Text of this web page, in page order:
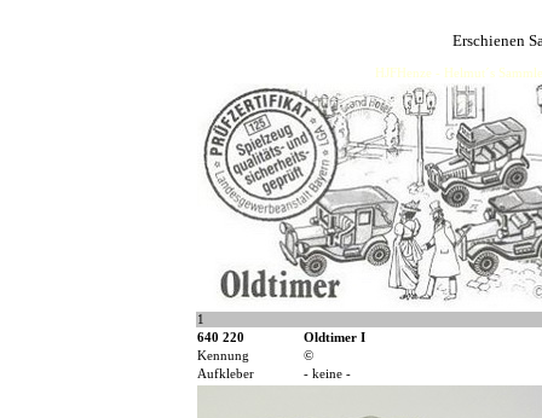
Erschienen
HJFHenze - Helmut´s
1
640 220
Oldtimer I
Kennung
©
Aufkleber
- keine -